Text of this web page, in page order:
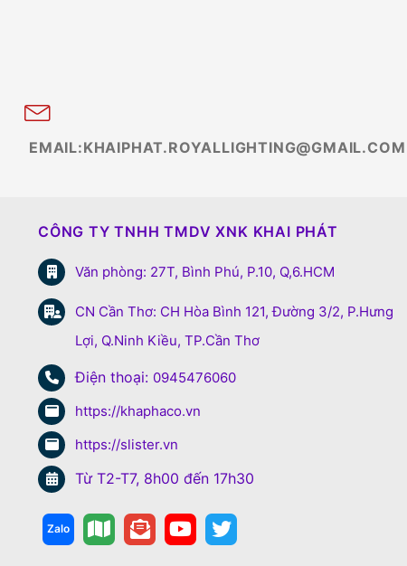
EMAIL:KHAIPHAT.ROYALLIGHTING@GMAIL.COM
CÔNG TY TNHH TMDV XNK KHAI PHÁT
Văn phòng: 27T, Bình Phú, P.10, Q,6.HCM
CN Cần Thơ: CH Hòa Bình 121, Đường 3/2, P.Hưng
Lợi, Q.Ninh Kiều, TP.Cần Thơ
Điện thoại: 0945476060
https://khaphaco.vn
https://slister.vn
Từ T2-T7, 8h00 đến 17h30